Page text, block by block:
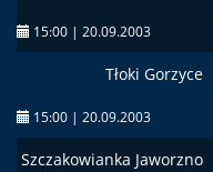
15:00 | 20.09.2003
Tłoki Gorzyce
15:00 | 20.09.2003
Szczakowianka Jaworzno